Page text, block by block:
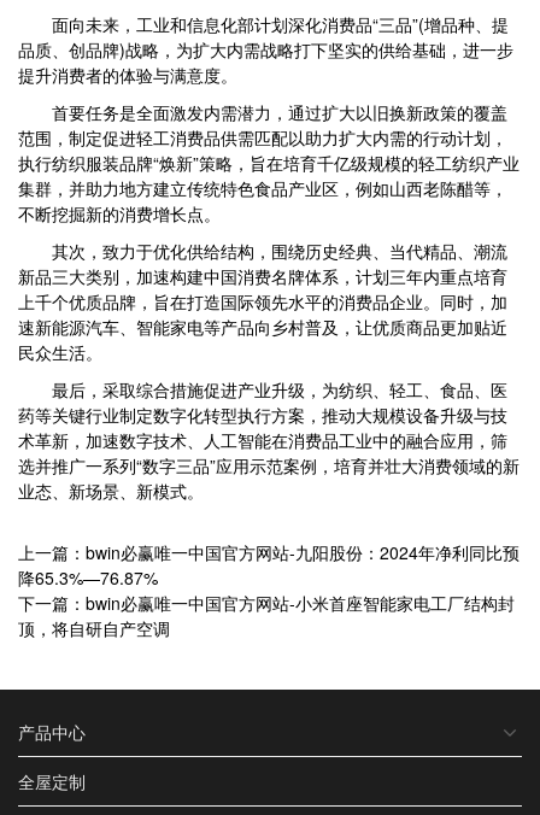
面向未来，工业和信息化部计划深化消费品“三品”(增品种、提
品质、创品牌)战略，为扩大内需战略打下坚实的供给基础，进一步
提升消费者的体验与满意度。
首要任务是全面激发内需潜力，通过扩大以旧换新政策的覆盖
范围，制定促进轻工消费品供需匹配以助力扩大内需的行动计划，
执行纺织服装品牌“焕新”策略，旨在培育千亿级规模的轻工纺织产业
集群，并助力地方建立传统特色食品产业区，例如山西老陈醋等，
不断挖掘新的消费增长点。
其次，致力于优化供给结构，围绕历史经典、当代精品、潮流
新品三大类别，加速构建中国消费名牌体系，计划三年内重点培育
上千个优质品牌，旨在打造国际领先水平的消费品企业。同时，加
速新能源汽车、智能家电等产品向乡村普及，让优质商品更加贴近
民众生活。
最后，采取综合措施促进产业升级，为纺织、轻工、食品、医
药等关键行业制定数字化转型执行方案，推动大规模设备升级与技
术革新，加速数字技术、人工智能在消费品工业中的融合应用，筛
选并推广一系列“数字三品”应用示范案例，培育并壮大消费领域的新
业态、新场景、新模式。
上一篇：bwin必赢唯一中国官方网站-九阳股份：2024年净利同比预
降65.3%—76.87%
下一篇：bwin必赢唯一中国官方网站-小米首座智能家电工厂结构封
顶，将自研自产空调
产品中心
全屋定制